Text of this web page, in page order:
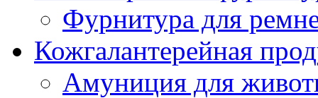
Фурнитура для
Кожгалантерейная
Амуниция для